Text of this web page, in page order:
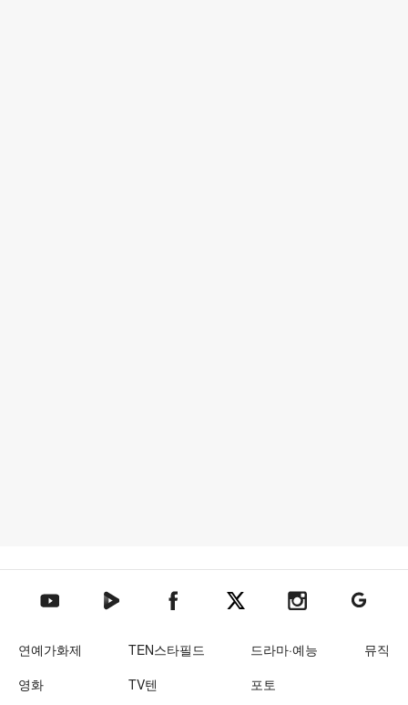
텐아시아 유튜브텐아시아 네이버TV텐아시아 페이스북텐아시아 엑스텐아시아 인스타그램
텐아시아
연예가화제 TEN스타필드 드라마·예능
뮤직
영화
TV텐 포토